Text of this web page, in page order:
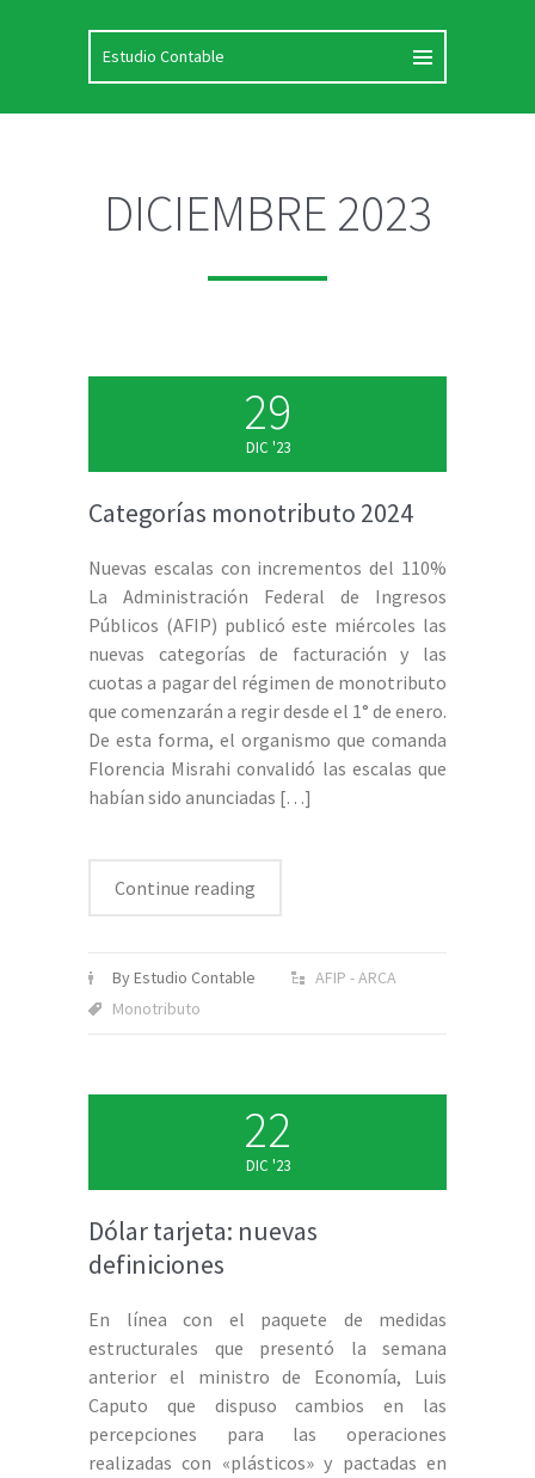
DICIEMBRE 2023
29
DIC '23
Categorías monotributo 2024
Nuevas escalas con incrementos del 110%
La Administración Federal de Ingresos
Públicos (AFIP) publicó este miércoles las
nuevas categorías de facturación y las
cuotas a pagar del régimen de monotributo
que comenzarán a regir desde el 1° de enero.
De esta forma, el organismo que comanda
Florencia Misrahi convalidó las escalas que
habían sido anunciadas […]
Continue reading
By Estudio Contable
AFIP - ARCA
Monotributo
22
DIC '23
Dólar tarjeta: nuevas
definiciones
En línea con el paquete de medidas
estructurales que presentó la semana
anterior el ministro de Economía, Luis
Caputo que dispuso cambios en las
percepciones para las operaciones
realizadas con «plásticos» y pactadas en